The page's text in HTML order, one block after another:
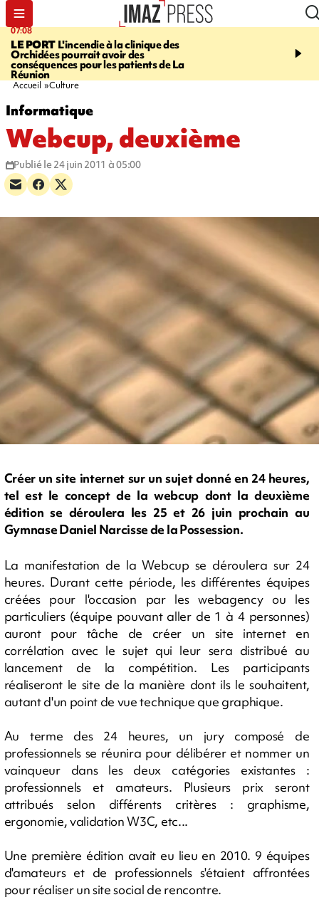
07:08
LE PORT L'incendie à la clinique des
Orchidées pourrait avoir des
conséquences pour les patients de La
Réunion
09:56
Accueil Culture
Informatique
Webcup, deuxième
Publié le 24 juin 2011 à 05:00
Créer un site internet sur un sujet donné en 24 heures,
tel est le concept de la webcup dont la deuxième
édition se déroulera les 25 et 26 juin prochain au
Gymnase Daniel Narcisse de la Possession.
La manifestation de la Webcup se déroulera sur 24
heures. Durant cette période, les différentes équipes
créées pour l'occasion par les webagency ou les
particuliers (équipe pouvant aller de 1 à 4 personnes)
auront pour tâche de créer un site internet en
corrélation avec le sujet qui leur sera distribué au
lancement de la compétition. Les participants
réaliseront le site de la manière dont ils le souhaitent,
autant d'un point de vue technique que graphique.
Au terme des 24 heures, un jury composé de
professionnels se réunira pour délibérer et nommer un
vainqueur dans les deux catégories existantes :
professionnels et amateurs. Plusieurs prix seront
attribués selon différents critères : graphisme,
ergonomie, validation W3C, etc...
Une première édition avait eu lieu en 2010. 9 équipes
d'amateurs et de professionnels s'étaient affrontées
pour réaliser un site social de rencontre.